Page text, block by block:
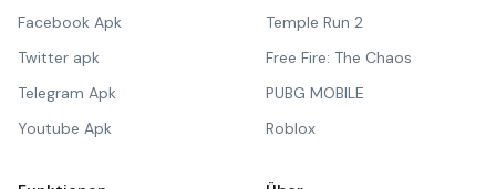
Facebook Apk
Twitter apk
Telegram Apk
Youtube Apk
Temple Run 2
Free Fire: The Chaos
PUBG MOBILE
Roblox